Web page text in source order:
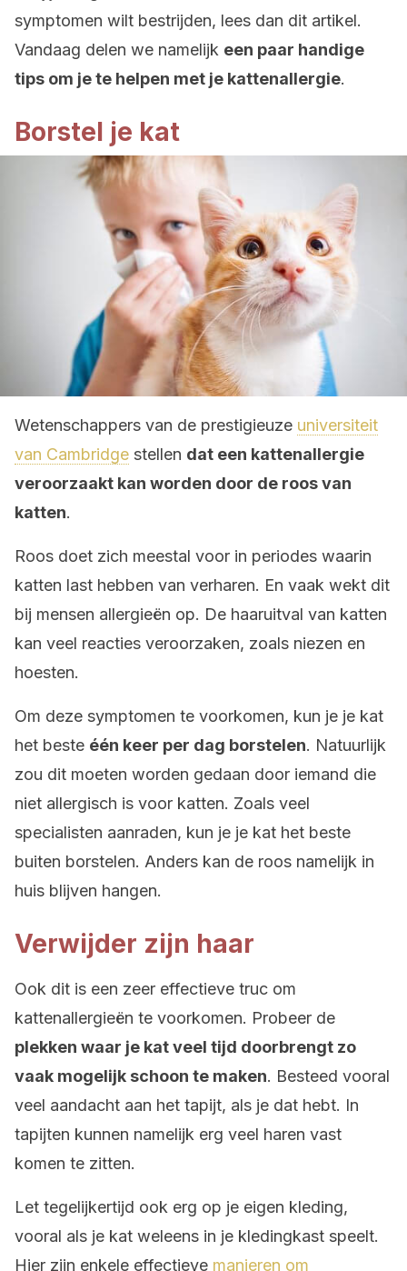
symptomen wilt bestrijden, lees dan dit artikel.
Vandaag delen we namelijk een paar handige
tips om je te helpen met je kattenallergie.
Borstel je kat
Wetenschappers van de prestigieuze universiteit
van Cambridge stellen dat een kattenallergie
veroorzaakt kan worden door de roos van
katten.
Roos doet zich meestal voor in periodes waarin
katten last hebben van verharen. En vaak wekt dit
bij mensen allergieën op. De haaruitval van katten
kan veel reacties veroorzaken, zoals niezen en
hoesten.
Om deze symptomen te voorkomen, kun je je kat
het beste één keer per dag borstelen. Natuurlijk
zou dit moeten worden gedaan door iemand die
niet allergisch is voor katten. Zoals veel
specialisten aanraden, kun je je kat het beste
buiten borstelen. Anders kan de roos namelijk in
huis blijven hangen.
Verwijder zijn haar
Ook dit is een zeer effectieve truc om
kattenallergieën te voorkomen. Probeer de
plekken waar je kat veel tijd doorbrengt zo
vaak mogelijk schoon te maken. Besteed vooral
veel aandacht aan het tapijt, als je dat hebt. In
tapijten kunnen namelijk erg veel haren vast
komen te zitten.
Let tegelijkertijd ook erg op je eigen kleding,
vooral als je kat weleens in je kledingkast speelt.
Hier zijn enkele effectieve manieren om